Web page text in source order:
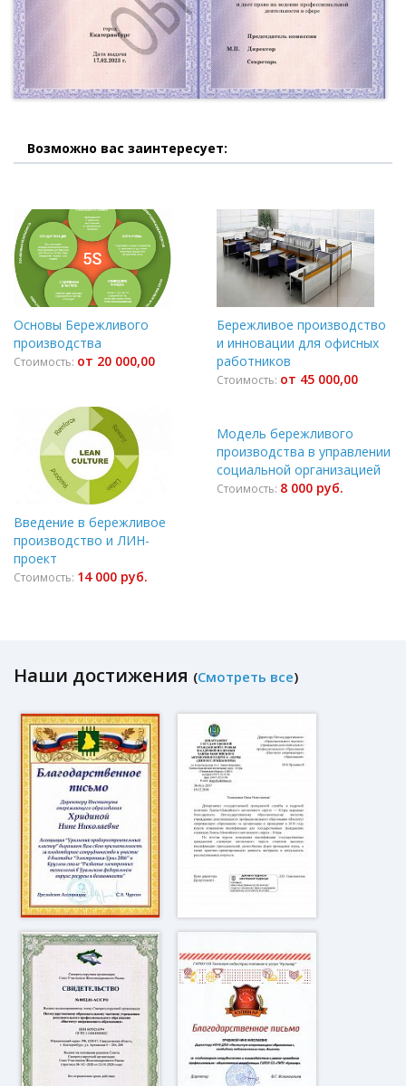
Возможно вас заинтересует:
Основы Бережливого
производства
Стоимость: от 20 000,00
Бережливое производство
и инновации для офисных
работников
Стоимость: от 45 000,00
Введение в бережливое
производство и ЛИН-
проект
Стоимость: 14 000 руб.
Модель бережливого
производства в управлении
социальной организацией
Стоимость: 8 000 руб.
Наши достижения (Смотреть все)